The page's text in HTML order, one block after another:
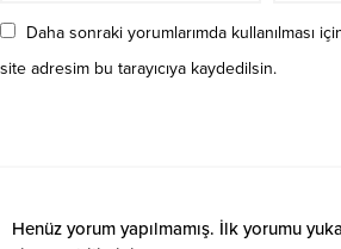
Daha sonraki yorumlarımda kullanılması
site adresim bu tarayıcıya kaydedilsin.
Henüz yorum yapılmamış. İlk yorumu